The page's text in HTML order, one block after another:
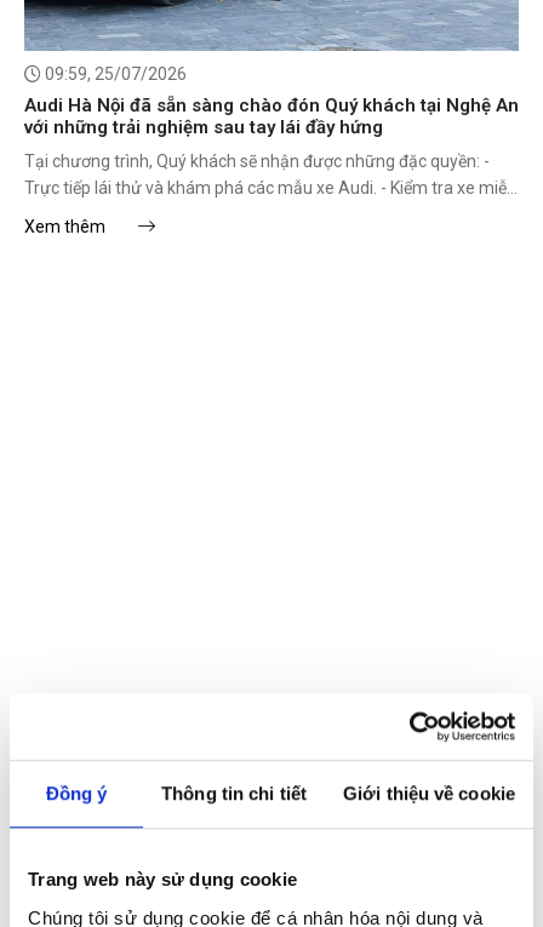
Đồng ý Thông tin chi tiết Giới thiệu về cookie
Trang web này sử dụng cookie
Chúng tôi sử dụng cookie để cá nhân hóa nội dung và
09:59, 25/07/2026
Audi Hà Nội đã sẵn sàng chào đón Quý khách tại Nghệ An
với những trải nghiệm sau tay lái đầy hứng
Tại chương trình, Quý khách sẽ nhận được những đặc quyền: -
Trực tiếp lái thử và khám phá các mẫu xe Audi. - Kiểm tra xe miễn
Xem thêm
Audi đã có mặt tại Ninh Bình và sẵn sàng chào đón Quý